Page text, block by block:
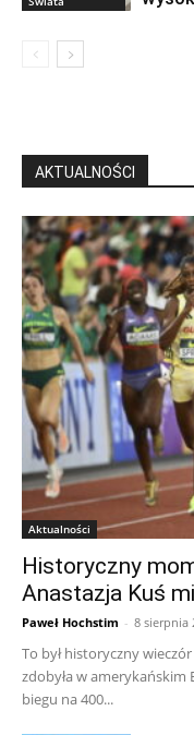
AKTUALNOŚCI
Aktualności
Historyczny
Anastazja Kuś
Paweł Hochstim - 8 sierpnia
To był historyczny
zdobyła w amerykańskim
biegu na 400...